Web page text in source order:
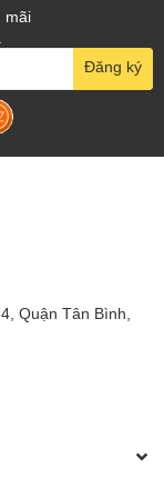
mãi
Đăng ký
Quận Tân Bình,